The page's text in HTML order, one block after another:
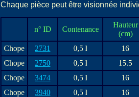
Chaque pièce peut être visionnée
n° ID Contenance
Hauteur
(cm)
Chope
2731 0,5 l
16
Chope
2750 0,5 l
15.5
Chope
3474 0,5 l
16
Chope
3940 0,5 l 16